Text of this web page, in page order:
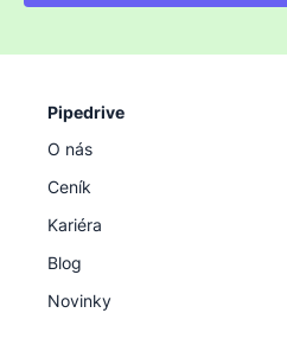
Pipedrive
O nás
Ceník
Kariéra
Blog
Novinky